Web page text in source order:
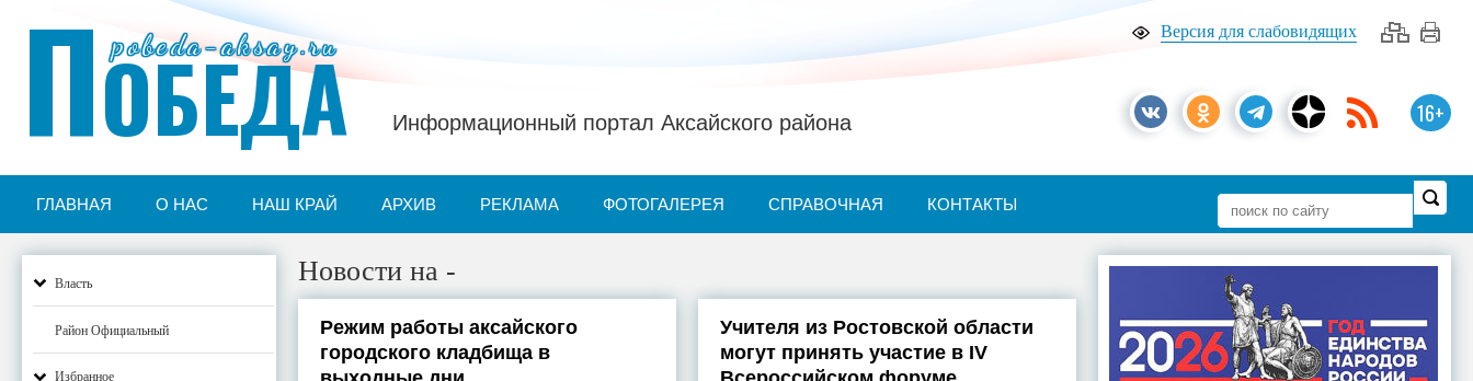
Версия для слабовидящих
16+
pobeda-aksay.ru
ПОБЕДА Информационный портал Аксайского района
ГЛАВНАЯ О НАС НАШ КРАЙ АРХИВ РЕКЛАМА ФОТОГАЛЕРЕЯ СПРАВОЧНАЯ КОНТАКТЫ
Власть
Район Официальный
Избранное
Новости на -
Режим работы аксайского
городского кладбища в
Учителя из Ростовской области
могут принять участие в IV